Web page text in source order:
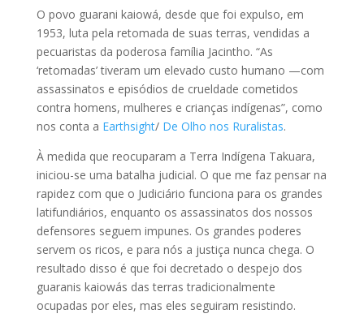
O povo guarani kaiowá, desde que foi expulso, em
1953, luta pela retomada de suas terras, vendidas a
pecuaristas da poderosa família Jacintho. “As
‘retomadas’ tiveram um elevado custo humano —com
assassinatos e episódios de crueldade cometidos
contra homens, mulheres e crianças indígenas”, como
nos conta a Earthsight/ De Olho nos Ruralistas.
À medida que reocuparam a Terra Indígena Takuara,
iniciou-se uma batalha judicial. O que me faz pensar na
rapidez com que o Judiciário funciona para os grandes
latifundiários, enquanto os assassinatos dos nossos
defensores seguem impunes. Os grandes poderes
servem os ricos, e para nós a justiça nunca chega. O
resultado disso é que foi decretado o despejo dos
guaranis kaiowás das terras tradicionalmente
ocupadas por eles, mas eles seguiram resistindo.